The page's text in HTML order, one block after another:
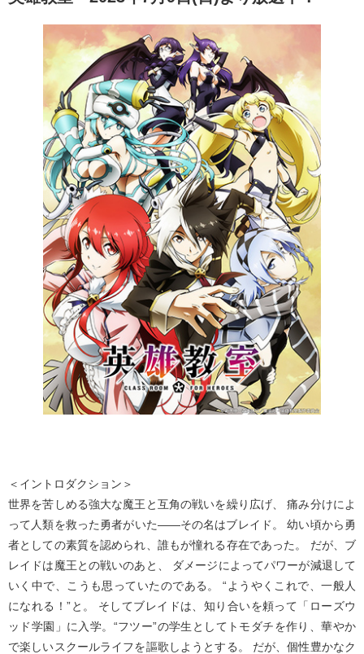
＜イントロダクション＞
世界を苦しめる強大な魔王と互角の戦いを繰り広げ、 痛み分けによ
って人類を救った勇者がいた――その名はブレイド。 幼い頃から勇
者としての素質を認められ、誰もが憧れる存在であった。 だが、ブ
レイドは魔王との戦いのあと、 ダメージによってパワーが減退して
いく中で、こうも思っていたのである。 “ようやくこれで、一般人
になれる！”と。 そしてブレイドは、知り合いを頼って「ローズウ
ッド学園」に入学。“フツー”の学生としてトモダチを作り、華やか
で楽しいスクールライフを謳歌しようとする。 だが、個性豊かなク